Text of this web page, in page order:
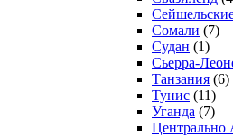
Сомали (7)
Судан (1)
Сьерра-
Танзания (6)
Тунис (11)
Уганда (7)
Центрально